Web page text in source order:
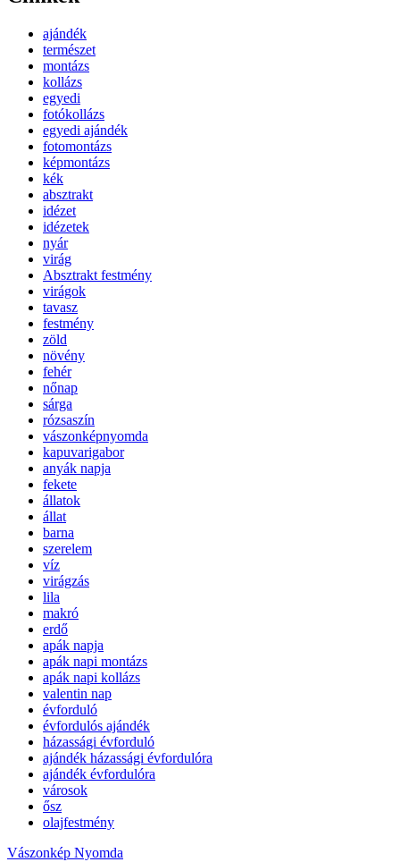
ajándék
természet
montázs
kollázs
egyedi
fotókollázs
egyedi ajándék
fotomontázs
képmontázs
kék
absztrakt
idézet
idézetek
nyár
virág
Absztrakt festmény
virágok
tavasz
festmény
zöld
növény
fehér
nőnap
sárga
rózsaszín
vászonképnyomda
kapuvarigabor
anyák napja
fekete
állatok
állat
barna
szerelem
víz
virágzás
lila
makró
erdő
apák napja
apák napi montázs
apák napi kollázs
valentin nap
évforduló
évfordulós ajándék
házassági évforduló
ajándék házassági évfordulóra
ajándék évfordulóra
városok
ősz
olajfestmény
Vászonkép Nyomda